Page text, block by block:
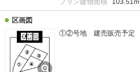
区画図
①②号地 建売販売予定